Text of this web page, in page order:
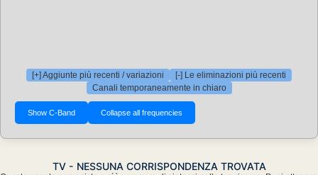
[+] Aggiunte più recenti / variazioni
[-] Le eliminazioni più recenti
Canali temporaneamente in chiaro
TV - NESSUNA CORRISPONDENZA TROVATA